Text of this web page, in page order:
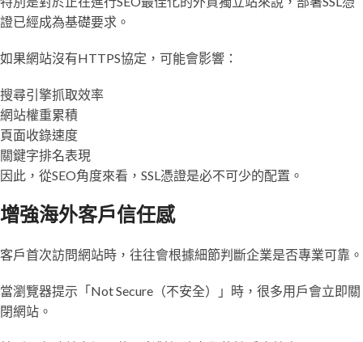
證已經成為基礎要求。
如果網站沒有HTTPS協定，可能會影響：
搜尋引擎抓取效率
網站權重累積
頁面收錄速度
關鍵字排名表現
因此，從SEO角度來看，SSL憑證是必不可少的配置。
增強海外客戶信任感
客戶首次訪問網站時，往往會根據細節判斷企業是否專業可靠。
當瀏覽器提示「Not Secure（不安全）」時，很多用戶會立即關
閉網站。